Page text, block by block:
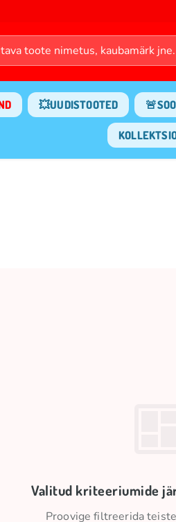
💥UUDISTOOTED
Valitud kriteeriumide
Proovige filtreerida